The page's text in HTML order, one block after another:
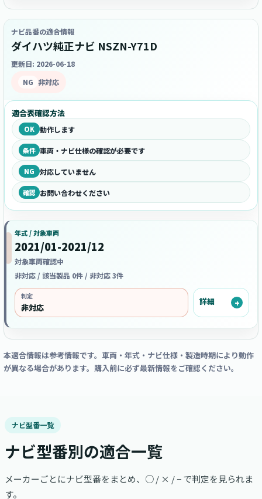
ナビ品番の適合情報
ダイハツ純正ナビ NSZN-Y71D
更新日: 2026-06-18
NG 非対応
適合表確認方法
OK 動作します
条件 車両・ナビ仕様の確認が必要です
NG 対応していません
確認 お問い合わせください
年式 / 対象車両
2021/01-2021/12
対象車両確認中
非対応 / 該当製品 0件 / 非対応 3件
判定
非対応
詳細
本適合情報は参考情報です。車両・年式・ナビ仕様・製造時期により動作
が異なる場合があります。購入前に必ず最新情報をご確認ください。
ナビ型番一覧
ナビ型番別の適合一覧
メーカーごとにナビ型番をまとめ、○ / × / − で判定を見られま
す。